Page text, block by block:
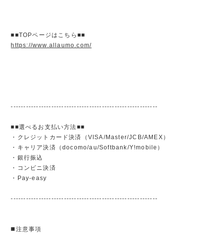
■■TOPページはこちら■■
https://www.allaumo.com/
----------------------------------------------------------
■■選べるお支払い方法■■
・クレジットカード決済（VISA/Master/JCB/AMEX）
・キャリア決済（docomo/au/Softbank/Y!mobile）
・銀行振込
・コンビニ決済
・Pay-easy
----------------------------------------------------------
◼️注意事項